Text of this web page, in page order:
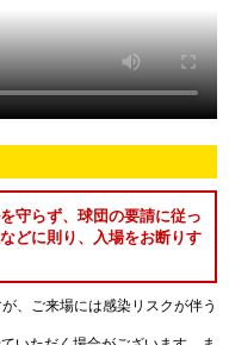
守らず、球団の要請に従っ
どに則り、入場をお断りす
、ご来場には感染リスクが伴う